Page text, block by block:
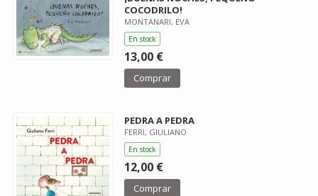
COCODRILO!
MONTANARI, EVA
En stock
13,00 €
Comprar
PEDRA A PEDRA
FERRI, GIULIANO
En stock
12,00 €
Comprar